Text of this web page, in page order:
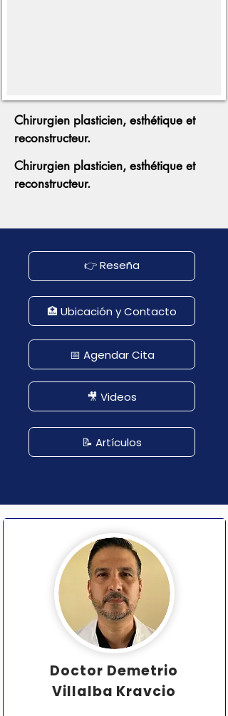
Chirurgien plasticien, esthétique et
reconstructeur.
Chirurgien plasticien, esthétique et
reconstructeur.
👉 Reseña
🏥 Ubicación y Contacto
📅 Agendar Cita
🎥 Videos
📝 Artículos
Doctor Demetrio
Villalba Kravcio